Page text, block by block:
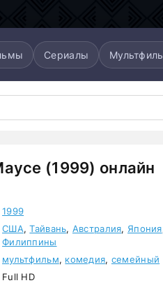
Сериалы
(1999) онлайн
1999
США,Тайвань, Австралия, Япония
Филиппины
мультфильм, комедия, семейный
Full HD